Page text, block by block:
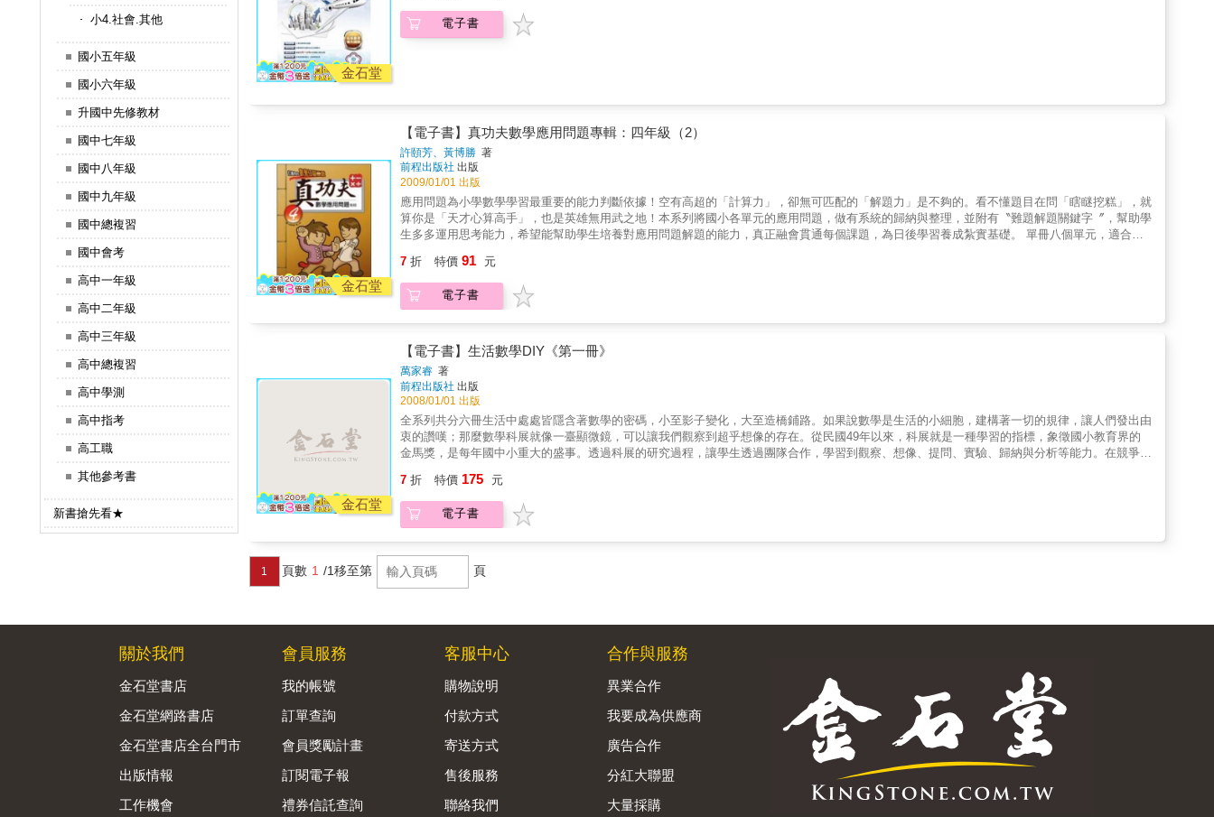
小4.社會.其他
國小五年級
國小六年級
升國中先修教材
國中七年級
國中八年級
國中九年級
國中總複習
國中會考
高中一年級
高中二年級
高中三年級
高中總複習
高中學測
高中指考
高工職
其他參考書
新書搶先看★
金石堂
電子書
金石堂
【電子書】真功夫數學應用問題專輯：四年級（2）
許頤芳、黃博勝 著
前程出版社 出版
2009/01/01 出版
應用問題為小學數學學習最重要的能力判斷依據！空有高超的「計算力」，卻無可匹配的「解題力」是不夠的。看不懂題目在問「瞎瞇挖糕」，就
算你是「天才心算高手」，也是英雄無用武之地！本系列將國小各單元的應用問題，做有系統的歸納與整理，並附有〝難題解題關鍵字〞，幫助學
生多多運用思考能力，希望能幫助學生培養對應用問題解題的能力，真正融會貫通每個課題，為日後學習養成紮實基礎。 單冊八個單元，適合二
將單元要點融會貫通，預備解題基本的概念與技巧。修行篇 ：挑選經典例題，讓學生輕易學習到如何將秘笈提要的重點，應用在數學裡常見的應
用問題。實戰篇 ：題目的安排由淺入深，有計畫、有目的的一步一步引領學生學習，並在較難的題目附上解題小提示，讓學生遇到瓶頸時，可以
藉由提示的幫助，達到自主學習的效果，另一方面也協助學生建立自信心。
7 折 特價 91 元
電子書
金石堂
【電子書】生活數學DIY《第一冊》
萬家睿 著
前程出版社 出版
2008/01/01 出版
全系列共分六冊生活中處處皆隱含著數學的密碼，小至影子變化，大至造橋鋪路。如果說數學是生活的小細胞，建構著一切的規律，讓人們發出由
衷的讚嘆；那麼數學科展就像一臺顯微鏡，可以讓我們觀察到超乎想像的存在。從民國49年以來，科展就是一種學習的指標，象徵國小教育界的
金馬獎，是每年國中小重大的盛事。透過科展的研究過程，讓學生透過團隊合作，學習到觀察、想像、提問、實驗、歸納與分析等能力。在競爭激
有效率的引導，讓孩子從生活中的經驗去領悟數學之美，並培養出濃厚的興趣。想知道如何讓孩子脫穎而出嗎？快來體驗生活中的數學，和孩子們
一起 DIY吧！本書特色◎ 每一單元都是科展得獎題目。◎ 本書共分兩大篇章。前半篇是透過故事與插畫，引起學生學習動機，再透過步驟化的引
導，讓孩子一步步發現藏在生活中的數學密碼，並懂得如何分析與歸納，進而應用。◎ 後半篇是集結作者參展經驗中，學生的研究過程記錄，可
7 折 特價 175 元
電子書
1 頁數 1 /1移至第 頁
關於我們
金石堂書店
金石堂網路書店
金石堂書店全台門市
出版情報
工作機會
會員服務
我的帳號
訂單查詢
會員獎勵計畫
訂閱電子報
禮券信託查詢
客服中心
購物說明
付款方式
寄送方式
售後服務
聯絡我們
合作與服務
異業合作
我要成為供應商
廣告合作
分紅大聯盟
大量採購